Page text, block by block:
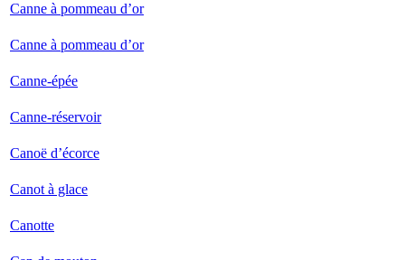
Canne à pommeau d’or
Canne à pommeau d’or
Canne-épée
Canne-réservoir
Canoë d’écorce
Canot à glace
Canotte